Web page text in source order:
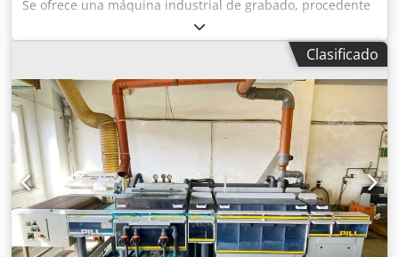
Se ofrece una máquina industrial de grabado, procedente
de una línea de producción de placas de circuito impreso,
para el revelado alcalino de fotorresistencias. Las etapas
del proceso son: entrada, cámara de grabado, sistema de
reposición, lavado triple, secado y salida. Ancho máximo
de trabajo: 550 mm, rango de espesores de placas de
circuito impreso: 0,2 mm a 4,0 mm, velocidad de
procesamiento: 0,4 m/min a 2,5 m/min. Incluye una
apiladora Nubal, una bandeja de recogida con
dimensiones X/Y: 3900 mm/1600 mm y un depósito de
adición de 200 litros con agitador. Dimensiones de la
máquina X/Y/Z: aproximadamente 4000 mm/1300
mm/1400 mm. Es posible realizar una inspección in situ.
Cjdsznx Igopfx Apcorf
Clasificado